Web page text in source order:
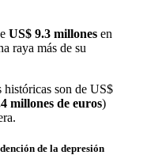
US$ 9.3 millones en
raya más de su
históricas son de US$
millones de euros)
de la depresión